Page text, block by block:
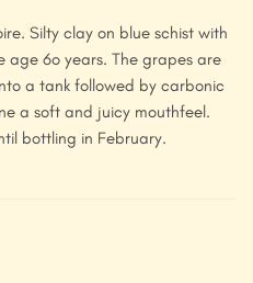
Silty clay on blue schist with
age 6o years. The grapes are
a tank followed by carbonic
a soft and juicy mouthfeel.
bottling in February.